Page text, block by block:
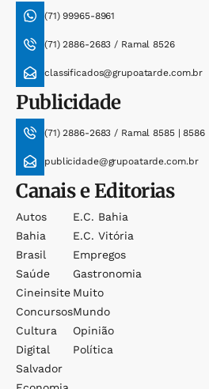
(71) 99965-8961
(71) 2886-2683 / Ramal 8526
classificados@grupoatarde.com.br
Publicidade
(71) 2886-2683 / Ramal 8585 | 8586
publicidade@grupoatarde.com.br
Canais e Editorias
Autos
Bahia
Brasil
Saúde
Cineinsite
Concursos
Cultura
Digital
Salvador
E.c. Bahia
E.c. Vitória
Empregos
Gastronomia
Muito
Mundo
Opinião
Política